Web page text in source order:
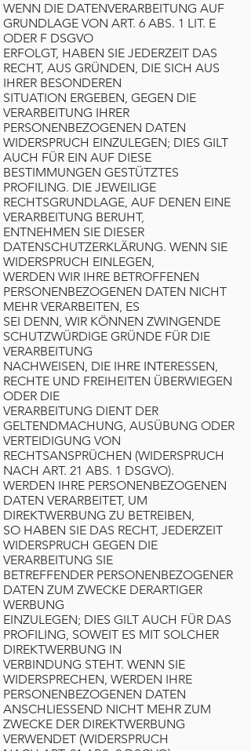
WENN DIE DATENVERARBEITUNG AUF
GRUNDLAGE VON ART. 6 ABS. 1 LIT. E
ODER F DSGVO
ERFOLGT, HABEN SIE JEDERZEIT DAS
RECHT, AUS GRÜNDEN, DIE SICH AUS
IHRER BESONDEREN
SITUATION ERGEBEN, GEGEN DIE
VERARBEITUNG IHRER
PERSONENBEZOGENEN DATEN
WIDERSPRUCH EINZULEGEN; DIES GILT
AUCH FÜR EIN AUF DIESE
BESTIMMUNGEN GESTÜTZTES
PROFILING. DIE JEWEILIGE
RECHTSGRUNDLAGE, AUF DENEN EINE
VERARBEITUNG BERUHT,
ENTNEHMEN SIE DIESER
DATENSCHUTZERKLÄRUNG. WENN SIE
WIDERSPRUCH EINLEGEN,
WERDEN WIR IHRE BETROFFENEN
PERSONENBEZOGENEN DATEN NICHT
MEHR VERARBEITEN, ES
SEI DENN, WIR KÖNNEN ZWINGENDE
SCHUTZWÜRDIGE GRÜNDE FÜR DIE
VERARBEITUNG
NACHWEISEN, DIE IHRE INTERESSEN,
RECHTE UND FREIHEITEN ÜBERWIEGEN
ODER DIE
VERARBEITUNG DIENT DER
GELTENDMACHUNG, AUSÜBUNG ODER
VERTEIDIGUNG VON
RECHTSANSPRÜCHEN (WIDERSPRUCH
NACH ART. 21 ABS. 1 DSGVO).
WERDEN IHRE PERSONENBEZOGENEN
DATEN VERARBEITET, UM
DIREKTWERBUNG ZU BETREIBEN,
SO HABEN SIE DAS RECHT, JEDERZEIT
WIDERSPRUCH GEGEN DIE
VERARBEITUNG SIE
BETREFFENDER PERSONENBEZOGENER
DATEN ZUM ZWECKE DERARTIGER
WERBUNG
EINZULEGEN; DIES GILT AUCH FÜR DAS
PROFILING, SOWEIT ES MIT SOLCHER
DIREKTWERBUNG IN
VERBINDUNG STEHT. WENN SIE
WIDERSPRECHEN, WERDEN IHRE
PERSONENBEZOGENEN DATEN
ANSCHLIESSEND NICHT MEHR ZUM
ZWECKE DER DIREKTWERBUNG
VERWENDET (WIDERSPRUCH